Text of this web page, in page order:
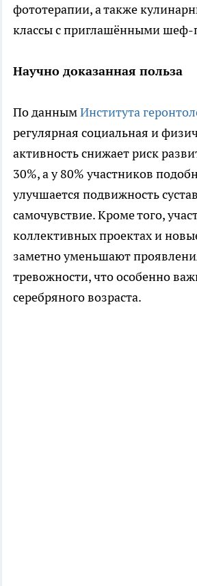
фототерапии, а также
классы с приглашёнными шеф-
Научно доказанная польза
По даннымИнститута
регулярная социальная и
активность снижает риск
30%, а у 80% участников
улучшается подвижность
самочувствие. Кроме того,
коллективных проектах и
заметно уменьшают
тревожности, что особенно
серебряного возраста.